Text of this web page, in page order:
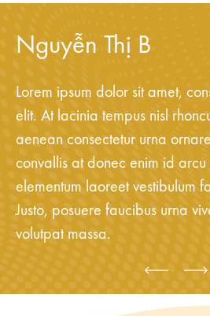
Nguyễn Thị B
Lorem ipsum dolor sit amet,
elit. At lacinia tempus nisl
aenean consectetur urna
convallis at donec enim id
elementum laoreet vestibulum
Justo, posuere faucibus urna
volutpat massa.